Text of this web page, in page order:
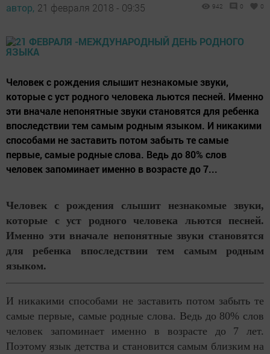
автор, 21 февраля 2018 - 09:35 942 0 0
Человек с рождения слышит незнакомые звуки,
которые с уст родного человека льются песней. Именно
эти вначале непонятные звуки становятся для ребенка
впоследствии тем самым родным языком. И никакими
способами не заставить потом забыть те самые
первые, самые родные слова. Ведь до 80% слов
человек запоминает именно в возрасте до 7...
Человек с рождения слышит незнакомые звуки,
которые с уст родного человека льются песней.
Именно эти вначале непонятные звуки становятся
для ребенка впоследствии тем самым родным
языком.
И никакими способами не заставить потом забыть те
самые первые, самые родные слова. Ведь до 80% слов
человек запоминает именно в возрасте до 7 лет.
Поэтому язык детства и становится самым близким на